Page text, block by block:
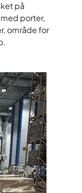
på
porter,
område for